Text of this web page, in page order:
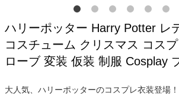
ハリーポッター Harry Potter レ
コスチューム クリスマス コス
ローブ 変装 仮装 制服 Cosplay
大人気、ハリーポッターのコスプレ衣装登場！